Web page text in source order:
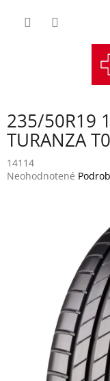
235/50R19
TURANZA
14114
Priemerné
Neohodnotené